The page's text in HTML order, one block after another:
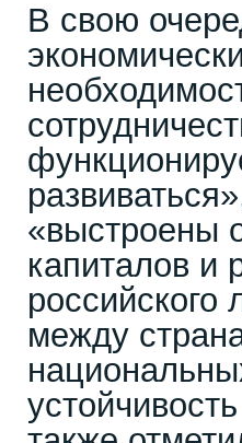
В свою
«выстроены
капиталов и
российского
между